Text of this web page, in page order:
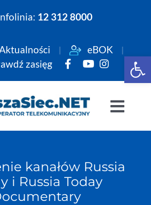
12 312 8000
eBOK
zasięg
Internet
kanałów Russia
i Russia Today